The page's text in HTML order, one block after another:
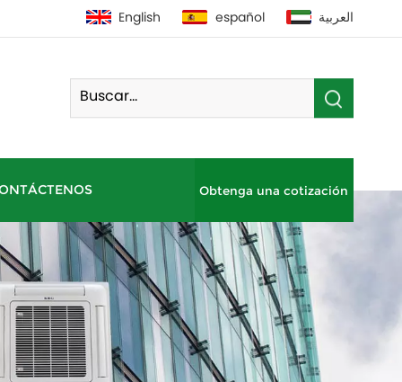
English español العربية
Obtenga una cotización